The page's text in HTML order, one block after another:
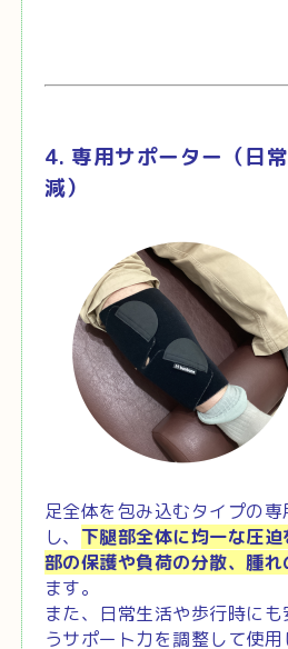
4. 専用サポーター（日
減）
足全体を包み込むタイプの
し、 下腿部全体に均一な圧
部の保護や負荷の分散、腫
ます。
また、日常生活や歩行時に
うサポート力を調整して使用